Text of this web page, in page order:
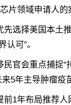
片领域申请人
择美国本土推
认可”。
会重点捕捉“
5年主导肿瘤疫
年布局推荐人网